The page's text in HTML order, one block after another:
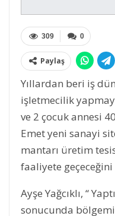
0
309
Paylaş
Yıllardan beri iş
işletmecilik
ve 2 çocuk annesi
Emet yeni sanayi
mantarı üretim
faaliyete
Ayşe Yağcıklı, “
sonucunda